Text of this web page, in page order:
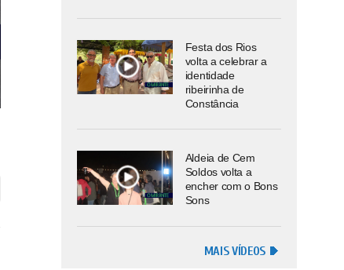
Festa dos Rios
volta a celebrar a
identidade
ribeirinha de
Constância
Aldeia de Cem
Soldos volta a
encher com o Bons
Sons
MAIS VÍDEOS